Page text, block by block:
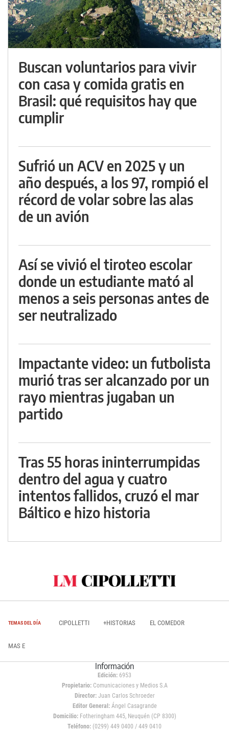
Buscan voluntarios para vivir
con casa y comida gratis en
Brasil: qué requisitos hay que
cumplir
Sufrió un ACV en 2025 y un
año después, a los 97, rompió el
récord de volar sobre las alas
de un avión
Así se vivió el tiroteo escolar
donde un estudiante mató al
menos a seis personas antes de
ser neutralizado
Impactante video: un futbolista
murió tras ser alcanzado por un
rayo mientras jugaban un
partido
Tras 55 horas ininterrumpidas
dentro del agua y cuatro
intentos fallidos, cruzó el mar
Báltico e hizo historia
TEMAS DEL DÍA CIPOLLETTI +HISTORIAS EL COMEDOR
MAS E
Información
Edición: 6953
Propietario:Comunicaciones y Medios S.A
Director: Juan Carlos Schroeder
Editor General:Ángel Casagrande
Domicilio:Fotheringham 445, Neuquén (CP 8300)
Teléfono: (0299) 449 0400 / 449 0410